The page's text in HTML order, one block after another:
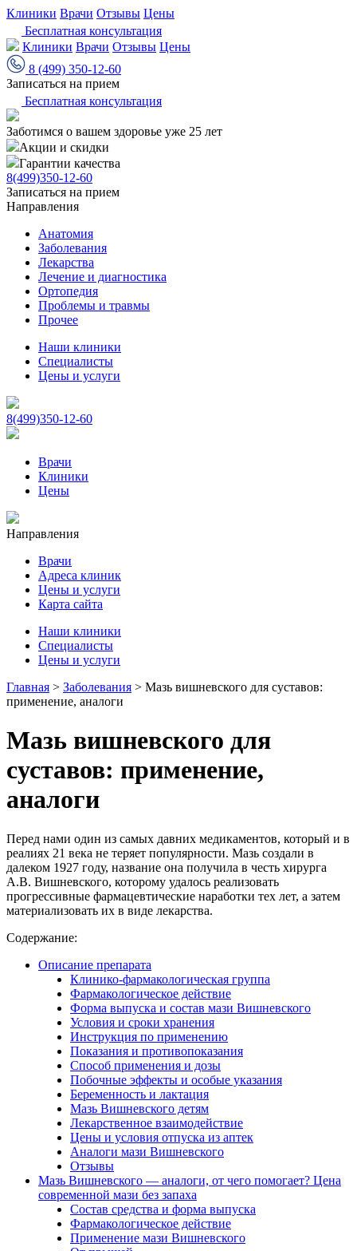
Клиники Врачи Отзывы Цены
Бесплатная консультация
Клиники Врачи Отзывы Цены
8 (499) 350-12-60
Записаться на прием
Бесплатная консультация
Заботимся о вашем здоровье уже 25 лет
Акции и скидки
Гарантии качества
8(499)350-12-60
Записаться на прием
Направления
Анатомия
Заболевания
Лекарства
Лечение и диагностика
Ортопедия
Проблемы и травмы
Прочее
Наши клиники
Специалисты
Цены и услуги
8(499)350-12-60
Врачи
Клиники
Цены
Направления
Врачи
Адреса клиник
Цены и услуги
Карта сайта
Наши клиники
Специалисты
Цены и услуги
Главная > Заболевания > Мазь вишневского для суставов:
применение, аналоги
Мазь вишневского для
суставов: применение,
аналоги
Перед нами один из самых давних медикаментов, который и в
реалиях 21 века не теряет популярности. Мазь создали в
далеком 1927 году, название она получила в честь хирурга
А.В. Вишневского, которому удалось реализовать
прогрессивные фармацевтические наработки тех лет, а затем
материализовать их в виде лекарства.
Содержание:
Описание препарата
Клинико-фармакологическая группа
Фармакологическое действие
Форма выпуска и состав мази Вишневского
Условия и сроки хранения
Инструкция по применению
Показания и противопоказания
Способ применения и дозы
Побочные эффекты и особые указания
Беременность и лактация
Мазь Вишневского детям
Лекарственное взаимодействие
Цены и условия отпуска из аптек
Аналоги мази Вишневского
Отзывы
Мазь Вишневского — аналоги, от чего помогает? Цена
современной мази без запаха
Состав средства и форма выпуска
Фармакологическое действие
Применение мази Вишневского